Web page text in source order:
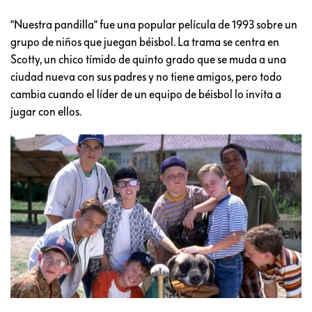
"Nuestra pandilla" fue una popular película de 1993 sobre un
grupo de niños que juegan béisbol. La trama se centra en
Scotty, un chico tímido de quinto grado que se muda a una
ciudad nueva con sus padres y no tiene amigos, pero todo
cambia cuando el líder de un equipo de béisbol lo invita a
jugar con ellos.